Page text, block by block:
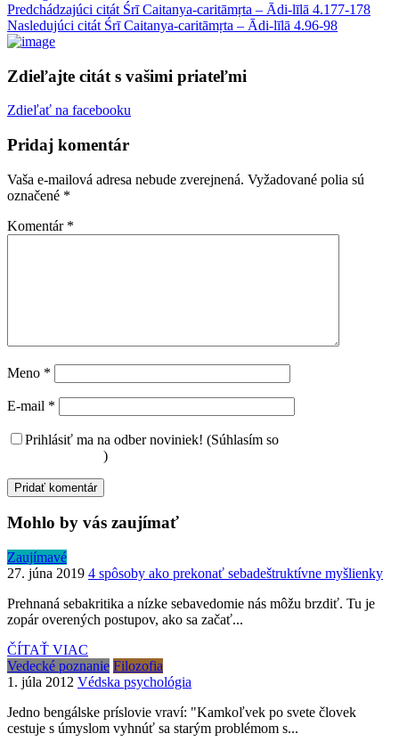
Predchádzajúci citát Śrī Caitanya-caritāmṛta – Ādi-līlā 4.177-178
Nasledujúci citát Śrī Caitanya-caritāmṛta – Ādi-līlā 4.96-98
Zdieľajte citát s vašimi priateľmi
Zdieľať na facebooku
Pridaj komentár
Vaša e-mailová adresa nebude zverejnená. Vyžadované polia sú
označené *
Komentár *
Meno *
E-mail *
Prihlásiť ma na odber noviniek! (Súhlasím so
)
Mohlo by vás zaujímať
Zaujímavé
27. júna 2019 4 spôsoby ako prekonať sebadeštruktívne myšlienky
Prehnaná sebakritika a nízke sebavedomie nás môžu brzdiť. Tu je
zopár overených postupov, ako sa začať...
ČÍTAŤ VIAC
Vedecké poznanie Filozofia
1. júla 2012 Védska psychológia
Jedno bengálske príslovie vraví: "Kamkoľvek po svete človek
cestuje s úmyslom vyhnúť sa starým problémom s...